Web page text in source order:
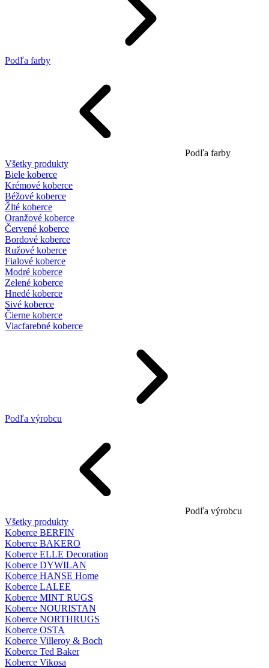
Podľa farby
Podľa farby
Všetky produkty
Biele koberce
Krémové koberce
Béžové koberce
Žlté koberce
Oranžové koberce
Červené koberce
Bordové koberce
Ružové koberce
Fialové koberce
Modré koberce
Zelené koberce
Hnedé koberce
Sivé koberce
Čierne koberce
Viacfarebné koberce
Podľa výrobcu
Podľa výrobcu
Všetky produkty
Koberce BERFIN
Koberce BAKERO
Koberce ELLE Decoration
Koberce DYWILAN
Koberce HANSE Home
Koberce LALEE
Koberce MINT RUGS
Koberce NOURISTAN
Koberce NORTHRUGS
Koberce OSTA
Koberce Villeroy & Boch
Koberce Ted Baker
Koberce Vikosa